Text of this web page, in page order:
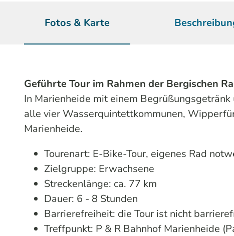
Fotos & Karte
Geführte Tour im Rahmen der Bergischen
In Marienheide mit einem
alle vier Wasserquintettkommunen,
Marienheide.
Tourenart: E-Bike-Tour, eigenes Rad
Zielgruppe: Erwachsene
Streckenlänge: ca. 77 km
Dauer: 6 - 8 Stunden
Barrierefreiheit: die Tour ist nicht
Treffpunkt: P & R Bahnhof Marienheide